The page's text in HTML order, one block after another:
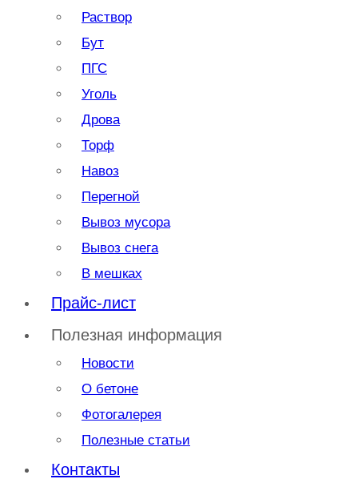
Раствор
Бут
ПГС
Уголь
Дрова
Торф
Навоз
Перегной
Вывоз мусора
Вывоз снега
В мешках
Прайс-лист
Полезная информация
Новости
О бетоне
Фотогалерея
Полезные статьи
Контакты